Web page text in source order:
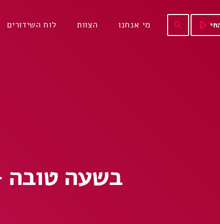
לוח השידורים הצוות מי אנחנו search play_arrow
בשעה טובה –